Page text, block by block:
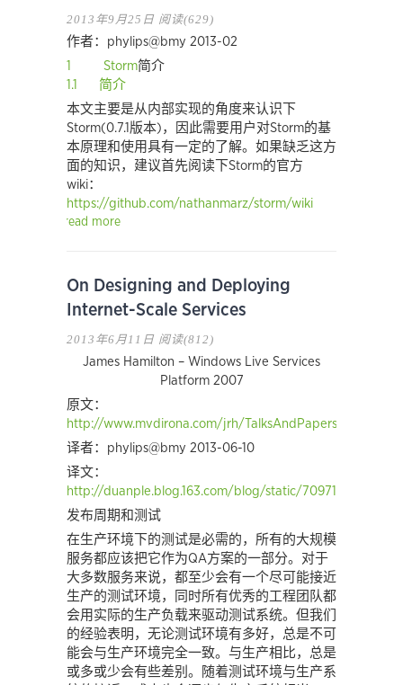
2013年9月25日 阅读(629)
作者：phylips@bmy 2013-02
1 Storm简介
1.1 简介
本文主要是从内部实现的角度来认识下
Storm(0.7.1版本)，因此需要用户对Storm的基
本原理和使用具有一定的了解。如果缺乏这方
面的知识，建议首先阅读下Storm的官方
wiki：
https://github.com/nathanmarz/storm/wiki
read more
On Designing and Deploying
Internet-Scale Services
2013年6月11日 阅读(812)
James Hamilton – Windows Live Services
Platform 2007
原文：
http://www.mvdirona.com/jrh/TalksAndPapers/
译者：phylips@bmy 2013-06-10
译文：
http://duanple.blog.163.com/blog/static/
发布周期和测试
在生产环境下的测试是必需的，所有的大规模
服务都应该把它作为QA方案的一部分。对于
大多数服务来说，都至少会有一个尽可能接近
生产的测试环境，同时所有优秀的工程团队都
会用实际的生产负载来驱动测试系统。但我们
的经验表明，无论测试环境有多好，总是不可
能会与生产环境完全一致。与生产相比，总是
或多或少会有些差别。随着测试环境与生产系